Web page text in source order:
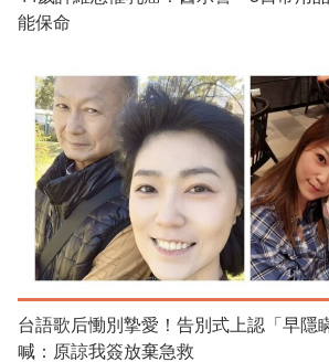
能保命
台語歌后慟別摯愛！告別式上認「早
喊：原諒我簽放棄急救